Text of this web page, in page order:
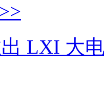
LXI 大